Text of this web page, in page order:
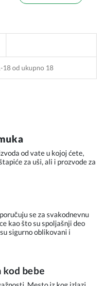
18 od ukupno 18
od vate u kojoj ćete,
za uši, ali i prozvode za
se za svakodnevnu
kao što su spoljašnji deo
sigurno oblikovani i
kod bebe